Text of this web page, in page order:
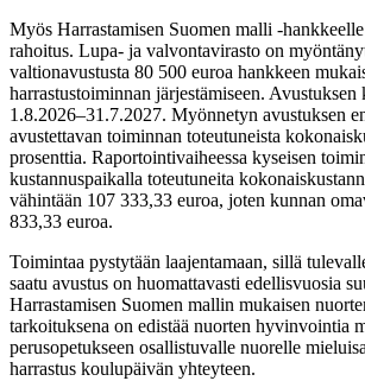
Myös Harrastamisen Suomen malli -
rahoitus. Lupa- ja valvontavirasto on
valtionavustusta 80 500 euroa hankkeen
harrastustoiminnan järjestämiseen. Avustuksen
1.8.2026–31.7.2027. Myönnetyn avustuksen
avustettavan toiminnan toteutuneista
prosenttia. Raportointivaiheessa kyseisen
kustannuspaikalla toteutuneita
vähintään 107 333,33 euroa, joten kunnan
833,33 euroa.
Toimintaa pystytään laajentamaan, sillä
saatu avustus on huomattavasti edellisvuosia
Harrastamisen Suomen mallin mukaisen
tarkoituksena on edistää nuorten hyvinvointia
perusopetukseen osallistuvalle nuorelle
harrastus koulupäivän yhteyteen.